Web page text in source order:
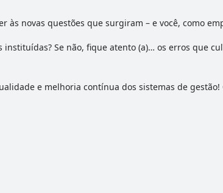
novas questões que surgiram – e você, como
Se não, fique atento (a)… os erros que
e melhoria contínua dos sistemas de gestão!